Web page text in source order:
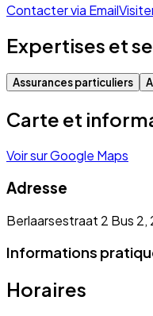
Contacter via Email
Expertises et
Assurances particuliers
Carte et
Voir sur Google Maps
Adresse
Berlaarsestraat 2 Bus 2,
Informations
Horaires